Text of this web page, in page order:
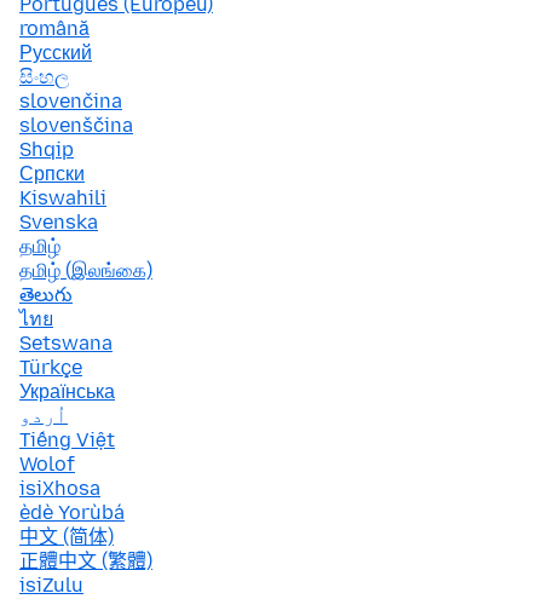
Português (Europeu)
română
Русский
සිංහල
slovenčina
slovenščina
Shqip
Српски
Kiswahili
Svenska
தமிழ்
தமிழ் (இலங்கை)
తెలుగు
ไทย
Setswana
Türkçe
Українська
اُردو
Tiếng Việt
Wolof
isiXhosa
èdè Yorùbá
中文 (简体)
正體中文 (繁體)
isiZulu